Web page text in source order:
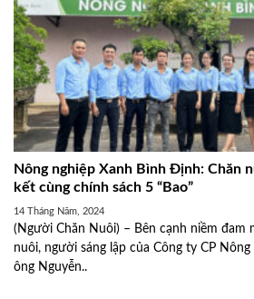
Nông nghiệp Xanh Bình Định: Chăn
kết cùng chính sách 5 “Bao”
14 Tháng Năm, 2024
(Người Chăn Nuôi) – Bên cạnh niềm đam
nuôi, người sáng lập của Công ty CP
ông Nguyễn..